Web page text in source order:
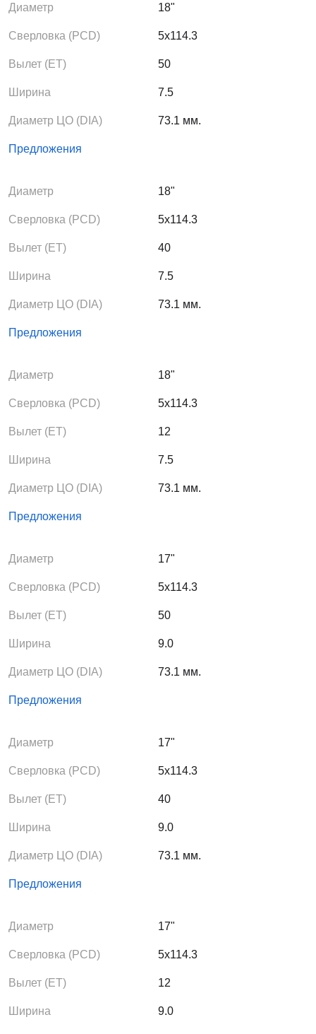
Диаметр 18"
Сверловка (PCD) 5x114.3
Вылет (ЕТ) 50
Ширина 7.5
Диаметр ЦО (DIA) 73.1 мм.
Предложения
Диаметр 18"
Сверловка (PCD) 5x114.3
Вылет (ЕТ) 40
Ширина 7.5
Диаметр ЦО (DIA) 73.1 мм.
Предложения
Диаметр 18"
Сверловка (PCD) 5x114.3
Вылет (ЕТ) 12
Ширина 7.5
Диаметр ЦО (DIA) 73.1 мм.
Предложения
Диаметр 17"
Сверловка (PCD) 5x114.3
Вылет (ЕТ) 50
Ширина 9.0
Диаметр ЦО (DIA) 73.1 мм.
Предложения
Диаметр 17"
Сверловка (PCD) 5x114.3
Вылет (ЕТ) 40
Ширина 9.0
Диаметр ЦО (DIA) 73.1 мм.
Предложения
Диаметр 17"
Сверловка (PCD) 5x114.3
Вылет (ЕТ) 12
Ширина 9.0